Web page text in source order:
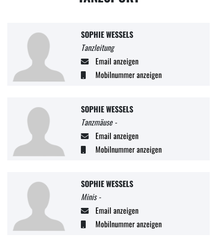
SOPHIE WESSELS
Tanzleitung
Email anzeigen
Mobilnummer anzeigen
SOPHIE WESSELS
Tanzmäuse -
Email anzeigen
Mobilnummer anzeigen
SOPHIE WESSELS
Minis -
Email anzeigen
Mobilnummer anzeigen